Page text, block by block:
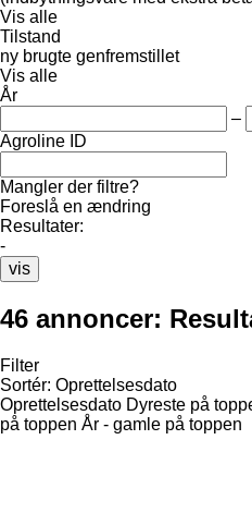
Vis alle
Tilstand
ny brugte genfremstillet
Vis alle
År
–
Agroline ID
Mangler der filtre?
Foreslå en ændring
Resultater:
-
vis
46 annoncer:
Filter
Sortér: Oprettelsesdato
Oprettelsesdato Dyreste på
på toppen År - gamle på toppen